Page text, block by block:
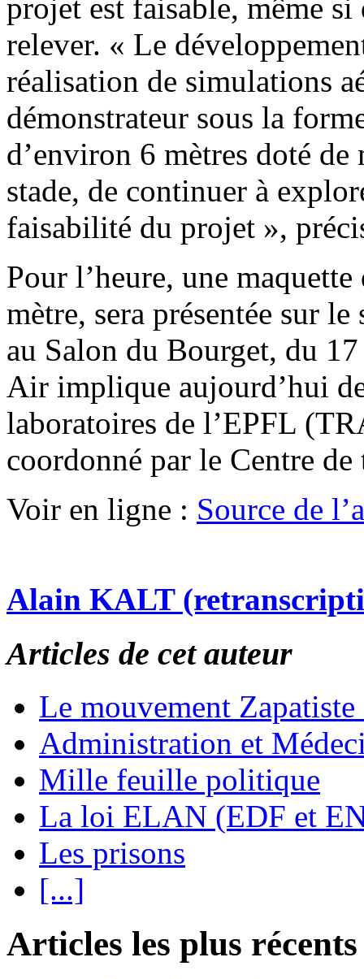
projet est faisable, même
relever. « Le
réalisation de simulations
démonstrateur sous la
d’environ 6 mètres doté
stade, de continuer à
faisabilité du projet »,
Pour l’heure, une
mètre, sera présentée sur
au Salon du Bourget, du
Air implique aujourd’hui
laboratoires de l’EPFL
coordonné par le Centre
Voir en ligne : Source de
Alain KALT
Articles de cet auteur
Le mouvement
Administration et
Mille feuille politique
La loi ELAN (EDF et
Les prisons
[...]
Articles les plus récents